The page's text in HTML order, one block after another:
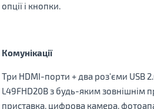
опції і кнопки.
Комунікації
Три HDMI-порти + два роз'єми USB
L49FHD20B з будь-яким зовнішнім
приставка, цифрова камера,